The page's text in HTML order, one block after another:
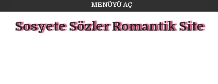
MENÜYÜ AÇ
Sosyete Sözler Romantik Site